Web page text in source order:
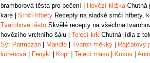
bramborová těsta pro pečení
Hovězí kližka Chutná
karé
Srnčí hřbety Recepty na sladké srnčí hřbety,
Tvarohové těsto Skvělé recepty na všechna
hovězího vrchního šálu
Telecí krk Chutná jídla z
Sýr Parmazán
Mandle Tvaroh měkký Rajčatový
kořenová
Fenykl Kopr| Telecí maso Kokos